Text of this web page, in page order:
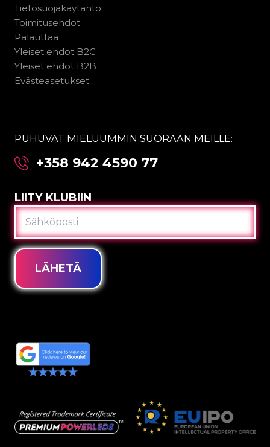
Tietosuojakäytäntö
Toimitusehdot
Palauttaa
Yleiset ehdot B2C
Yleiset ehdot B2B
Evästeasetukset
PUHUVAT MIELUUMMIN SUORAAN MEILLE:
+358 942 4590 77
LIITY KLUBIIN
SÄHKÖPOSTI
LÄHETÄ